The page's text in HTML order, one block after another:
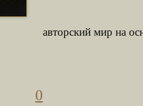
авторский мир на
0